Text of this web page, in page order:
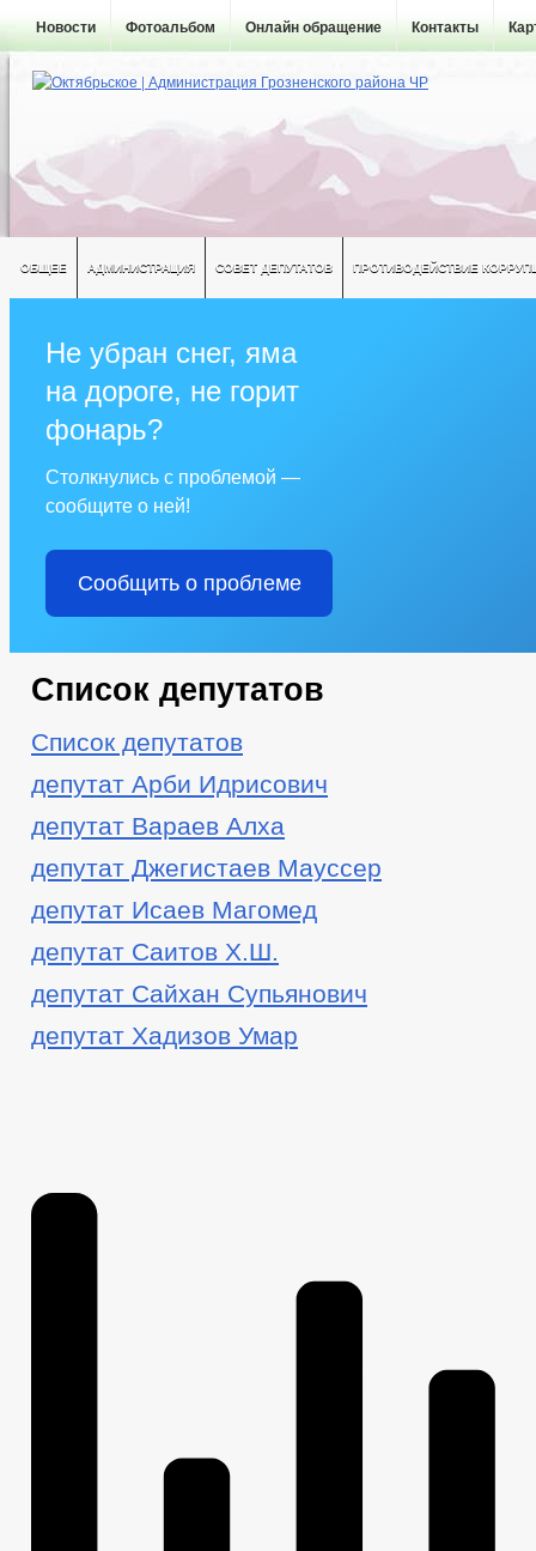
Новости Фотоальбом Онлайн обращение Контакты
ОБЩЕЕ АДМИНИСТРАЦИЯ СОВЕТ ДЕПУТАТОВ ПРОТИВОДЕЙСТВИЕ
Не убран снег, яма
на дороге, не горит
фонарь?
Столкнулись с проблемой —
сообщите о ней!
Сообщить о проблеме
Список депутатов
Список депутатов
депутат Арби Идрисович
депутат Вараев Алха
депутат Джегистаев Мауссер
депутат Исаев Магомед
депутат Саитов Х.Ш.
депутат Сайхан Супьянович
депутат Хадизов Умар